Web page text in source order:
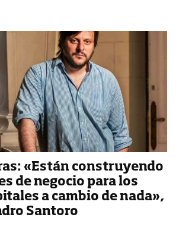
«Están construyendo
de negocio para los
a cambio de nada»,
Santoro